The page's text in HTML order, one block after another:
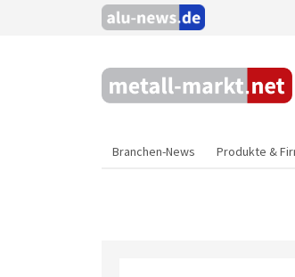
Branchen-News Produkte &